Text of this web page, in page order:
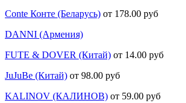
Conte Конте (Беларусь) от 178.00 руб
DANNI (Армения)
FUTE & DOVER (Китай) от 14.00 руб
JuJuBe (Китай) от 98.00 руб
KALINOV (КАЛИНОВ) от 59.00 руб